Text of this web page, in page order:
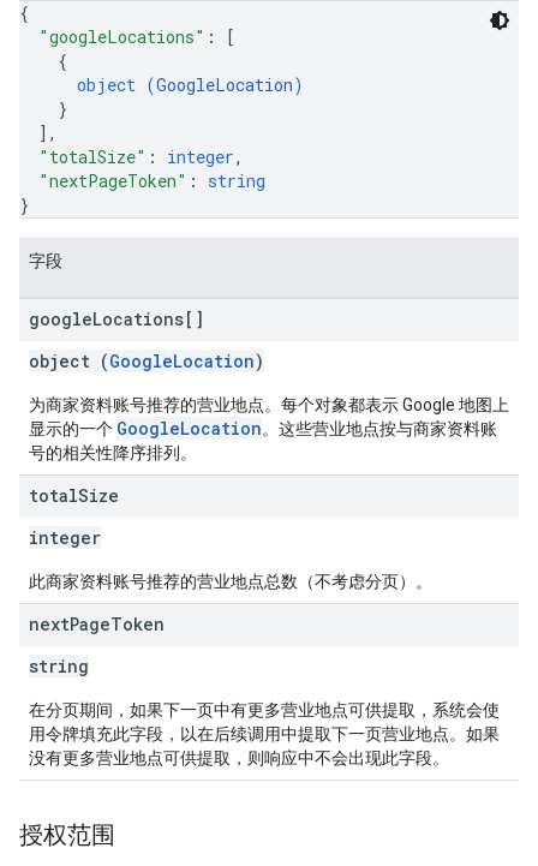
{
"googleLocations" :
[
{
object (GoogleLocation)
}
] ,
"totalSize" : integer,
"nextPageToken" : string
}
字段
googleLocations[]
object (GoogleLocation)
为商家资料账号推荐的营业地点。每个对象都表示 Google 地图上
显示的一个 GoogleLocation。这些营业地点按与商家资料账
号的相关性降序排列。
totalSize
integer
此商家资料账号推荐的营业地点总数（不考虑分页）。
nextPageToken
string
在分页期间，如果下一页中有更多营业地点可供提取，系统会使
用令牌填充此字段，以在后续调用中提取下一页营业地点。如果
没有更多营业地点可供提取，则响应中不会出现此字段。
授权范围